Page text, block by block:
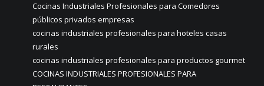
Cocinas Industriales Profesionales para Comedores
públicos privados empresas
cocinas industriales profesionales para hoteles casas
rurales
cocinas industriales profesionales para productos gourmet
COCINAS INDUSTRIALES PROFESIONALES PARA